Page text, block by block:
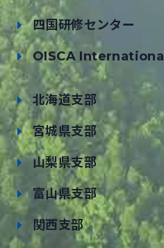
四国研修センター
OISCA International
北海道支部
宮城県支部
山梨県支部
富山県支部
関西支部